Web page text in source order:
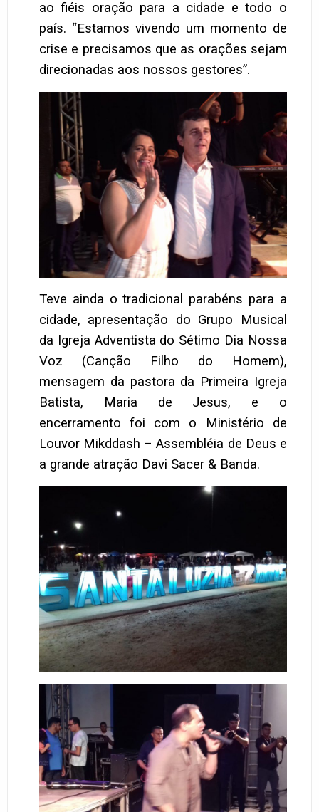
ao fiéis oração para a cidade e todo o
país. “Estamos vivendo um momento de
crise e precisamos que as orações sejam
direcionadas aos nossos gestores”.
Teve ainda o tradicional parabéns para a
cidade, apresentação do Grupo Musical
da Igreja Adventista do Sétimo Dia Nossa
Voz (Canção Filho do Homem),
mensagem da pastora da Primeira Igreja
Batista, Maria de Jesus, e o
encerramento foi com o Ministério de
Louvor Mikddash – Assembléia de Deus e
a grande atração Davi Sacer & Banda.